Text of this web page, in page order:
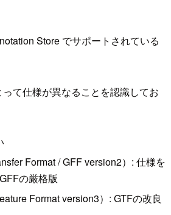
Store でサポートされている
て仕様が異なることを認識してお
Format / GFF version2）: 仕様を
の厳格版
Format version3）: GTFの改良